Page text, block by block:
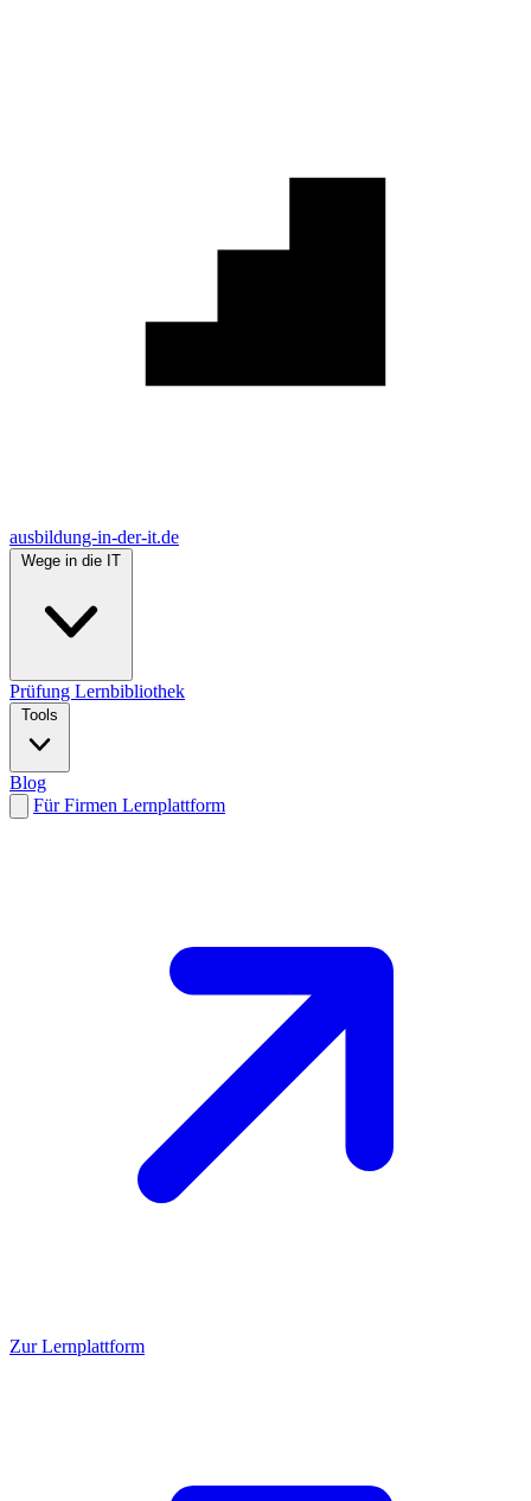
ausbildung-in-der-it.de
Prüfung Lernbibliothek
Blog
Für Firmen Lernplattform
Zur Lernplattform